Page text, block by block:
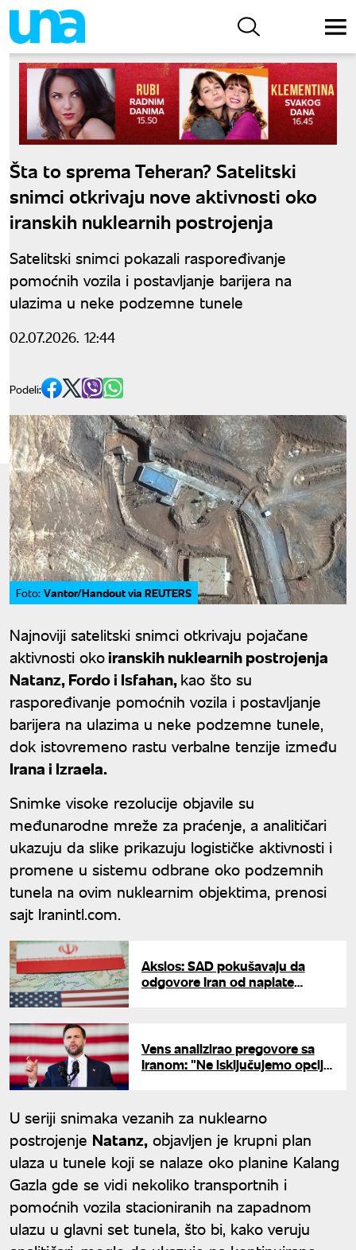
Šta to sprema Teheran? Satelitski
snimci otkrivaju nove aktivnosti oko
iranskih nuklearnih postrojenja
Satelitski snimci pokazali raspoređivanje
pomoćnih vozila i postavljanje barijera na
ulazima u neke podzemne tunele
02.07.2026. 12:44
Podeli:
Foto: Vantor/Handout via REUTERS
Najnoviji satelitski snimci otkrivaju pojačane
aktivnosti okoiranskih nuklearnih postrojenja
Natanz, Fordo i Isfahan,kao što su
raspoređivanje pomoćnih vozila i postavljanje
barijera na ulazima u neke podzemne tunele,
dok istovremeno rastu verbalne tenzije između
Irana i Izraela.
Snimke visoke rezolucije objavile su
međunarodne mreže za praćenje, a analitičari
ukazuju da slike prikazuju logističke aktivnosti i
promene u sistemu odbrane oko podzemnih
tunela na ovim nuklearnim objektima, prenosi
sajt Iranintl.com.
Aksios: SAD pokušavaju da
odgovore Iran od naplate
Vens analizirao pregovore sa
Iranom: "Ne isključujemo opciju
U seriji snimaka vezanih za nuklearno
postrojenje Natanz, objavljen je krupni plan
ulaza u tunele koji se nalaze oko planine Kalang
Gazla gde se vidi nekoliko transportnih i
pomoćnih vozila stacioniranih na zapadnom
ulazu u glavni set tunela, što bi, kako veruju